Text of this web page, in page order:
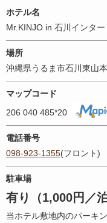
ホテル名
Mr.KINJO in 石川インター
場所
沖縄県うるま市石川東山
マップコード
206 040 485*20
電話番号
098-923-1355(フロント)
駐車場
有り（1,000円／泊
当ホテル敷地内のパーキ